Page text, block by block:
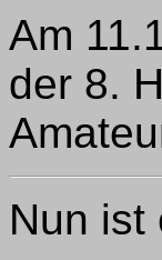
Am
der 8.
Nun ist